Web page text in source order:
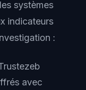
systèmes
indicateurs
:
avec